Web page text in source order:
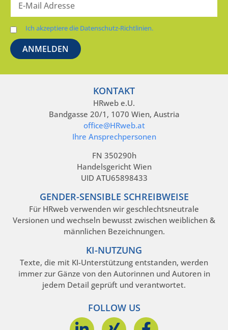
Ich akzeptiere die Datenschutz-Richtlinien.
KONTAKT
HRweb e.U.
Bandgasse 20/1, 1070 Wien, Austria
office@HRweb.at
Ihre Ansprechpersonen
FN 350290h
Handelsgericht Wien
UID ATU65898433
GENDER-SENSIBLE SCHREIBWEISE
Für HRweb verwenden wir geschlechtsneutrale
Versionen und wechseln bewusst zwischen weiblichen &
männlichen Bezeichnungen.
KI-NUTZUNG
Texte, die mit KI-Unterstützung entstanden, werden
immer zur Gänze von den Autorinnen und Autoren in
jedem Detail geprüft und verantwortet.
FOLLOW US